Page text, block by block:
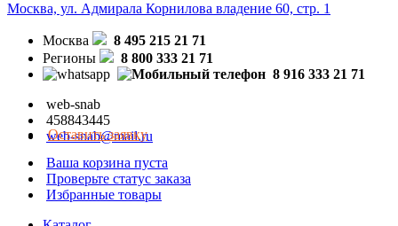
Москва, ул. Адмирала Корнилова владение 60, стр. 1
Москва
8 495 215 21 71
Регионы
8 800 333 21 71
8 916 333 21 71
web-snab
458843445
web-snab@mail.ru
Оставить заявку
Ваша корзина пуста
Проверьте статус заказа
Избранные товары